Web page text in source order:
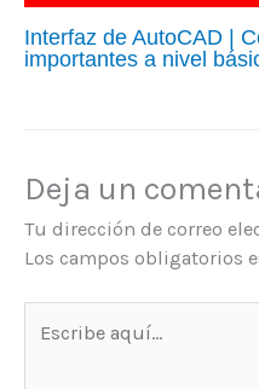
Interfaz de AutoCAD |
importantes a nivel
Deja un
Tu dirección de correo
Los campos obligatorios
aquí...